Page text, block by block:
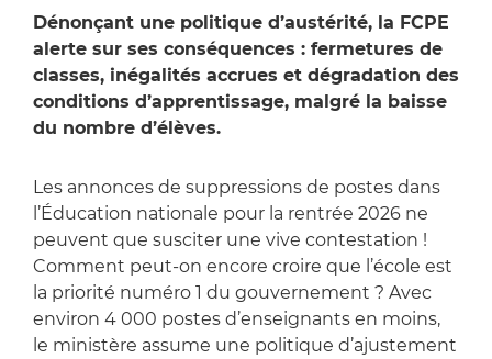
Dénonçant une politique d’austérité, la FCPE
alerte sur ses conséquences : fermetures de
classes, inégalités accrues et dégradation des
conditions d’apprentissage, malgré la baisse
du nombre d’élèves.
Les annonces de suppressions de postes dans
l’Éducation nationale pour la rentrée 2026 ne
peuvent que susciter une vive contestation !
Comment peut-on encore croire que l’école est
la priorité numéro 1 du gouvernement ? Avec
environ 4 000 postes d’enseignants en moins,
le ministère assume une politique d’ajustement